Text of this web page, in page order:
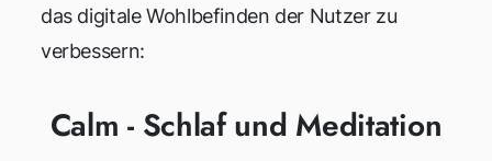
das digitale Wohlbefinden der Nutzer zu
verbessern:
Calm - Schlaf und Meditation